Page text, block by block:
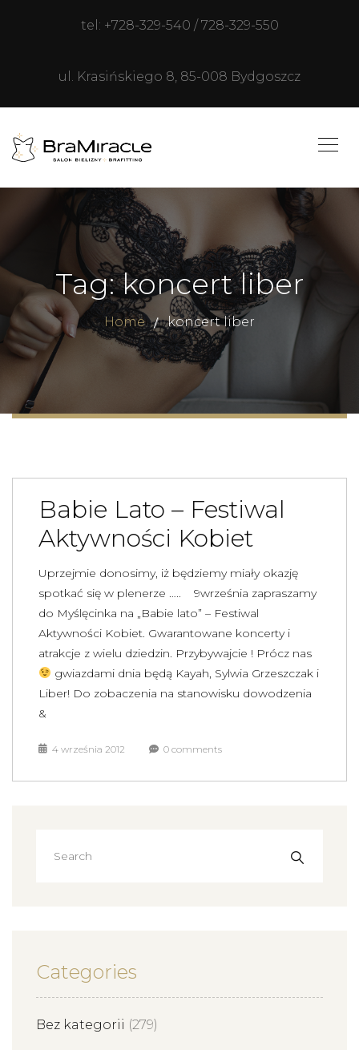
tel: +728-329-540 / 728-329-550
ul. Krasińskiego 8, 85-008 Bydgoszcz
Tag: koncert liber
Home koncert liber
Babie Lato – Festiwal
Aktywności Kobiet
Uprzejmie donosimy, iż będziemy miały okazję
spotkać się w plenerze ….. 9września zapraszamy
do Myślęcinka na „Babie lato” – Festiwal
Aktywności Kobiet. Gwarantowane koncerty i
atrakcje z wielu dziedzin. Przybywajcie ! Prócz nas
gwiazdami dnia będą Kayah, Sylwia Grzeszczak i
Liber! Do zobaczenia na stanowisku dowodzenia
&
4 września 2012 0 comments
Categories
Bez kategorii (279)